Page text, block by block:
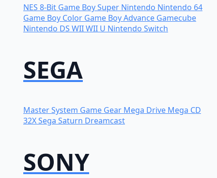
NES 8-Bit Game BoySuper Nintendo Nintendo 64
Game Boy Color Game Boy Advance Gamecube
Nintendo DS WIIWII U Nintendo Switch
SEGA
Master System Game Gear Mega Drive Mega CD
32XSega Saturn Dreamcast
SONY